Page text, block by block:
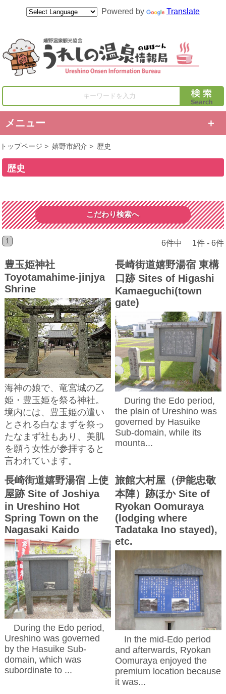
Powered by Translate
キーワードを入力
メニュー
トップページ > 嬉野市紹介 > 歴史
歴史
こだわり検索へ
1 6件中 1件 - 6件
豊玉姫神社
Toyotamahime-jinjya
Shrine
海神の娘で、竜宮城の乙
姫・豊玉姫を祭る神社。
境内には、豊玉姫の遣い
とされる白なまずを祭っ
たなまず社もあり、美肌
を願う女性が参拝すると
言われています。
長崎街道嬉野湯宿 東構
口跡 Sites of Higashi
Kamaeguchi(town
gate)
During the Edo period,
the plain of Ureshino was
governed by Hasuike
Sub-domain, while its
mounta...
長崎街道嬉野湯宿 上使
屋跡 Site of Joshiya
in Ureshino Hot
Spring Town on the
Nagasaki Kaido
During the Edo period,
Ureshino was governed
by the Hasuike Sub-
domain, which was
subordinate to ...
旅館大村屋（伊能忠敬
本陣）跡ほか Site of
Ryokan Oomuraya
(lodging where
Tadataka Ino stayed),
etc.
In the mid-Edo period
and afterwards, Ryokan
Oomuraya enjoyed the
premium location because
it was...